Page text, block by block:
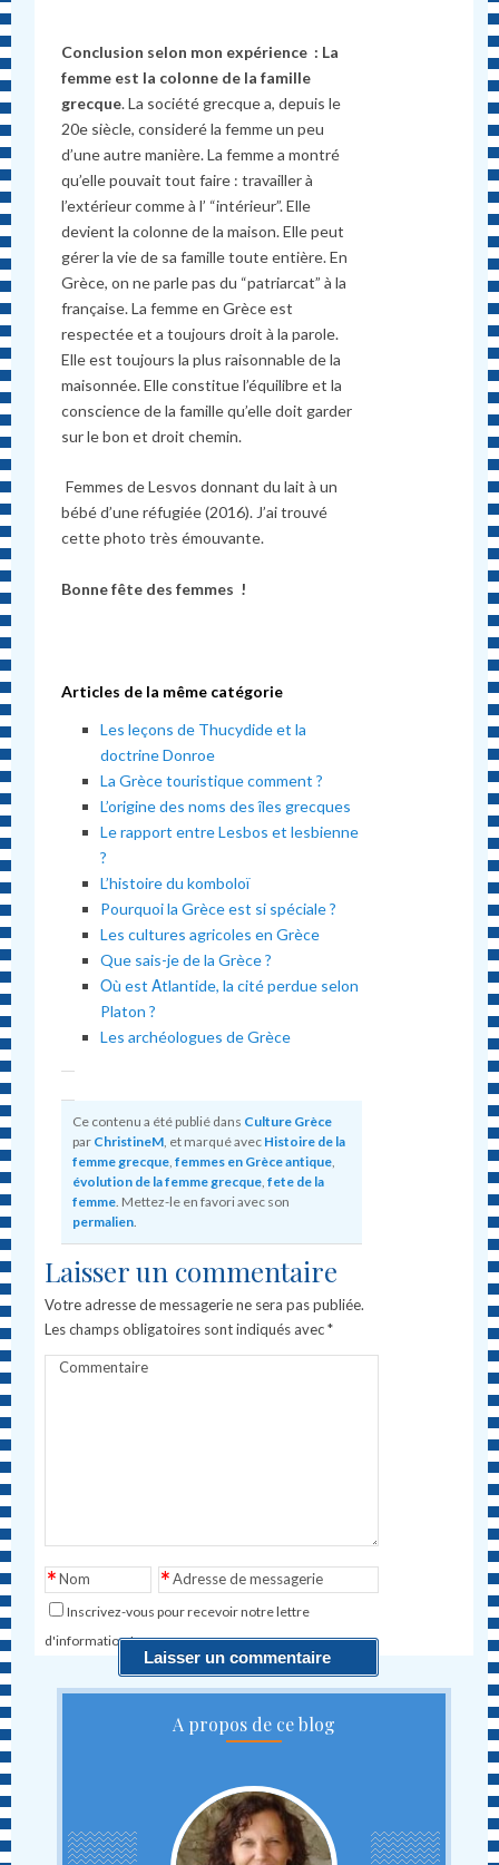
Conclusion selon mon expérience : La
femme est la colonne de la famille
grecque. La société grecque a, depuis le
20e siècle, consideré la femme un peu
d’une autre manière. La femme a montré
qu’elle pouvait tout faire : travailler à
l’extérieur comme à l’ “intérieur”. Elle
devient la colonne de la maison. Elle peut
gérer la vie de sa famille toute entière. En
Grèce, on ne parle pas du “patriarcat” à la
française. La femme en Grèce est
respectée et a toujours droit à la parole.
Elle est toujours la plus raisonnable de la
maisonnée. Elle constitue l’équilibre et la
conscience de la famille qu’elle doit garder
sur le bon et droit chemin.
Femmes de Lesvos donnant du lait à un
bébé d’une réfugiée (2016). J’ai trouvé
cette photo très émouvante.
Bonne fête des femmes !
Articles de la même catégorie
Les leçons de Thucydide et la
doctrine Donroe
La Grèce touristique comment ?
L’origine des noms des îles grecques
Le rapport entre Lesbos et lesbienne
?
L’histoire du komboloï
Pourquoi la Grèce est si spéciale ?
Les cultures agricoles en Grèce
Que sais-je de la Grèce ?
Οù est Αtlantide, la cité perdue selon
Platon ?
Les archéologues de Grèce
Ce contenu a été publié dans Culture Grèce
par ChristineM , et marqué avec Histoire de la
femme grecque ,femmes en Grèce antique
évolution de la femme grecque ,fete de la
femme . Mettez-le en favori avec son
permalien
Laisser un commentaire
Votre adresse de messagerie ne sera pas publiée.
Les champs obligatoires sont indiqués avec*
Commentaire
Nom
* Adresse de messagerie
*
Inscrivez-vous pour recevoir notre lettre
d'information !
A propos de ce blog